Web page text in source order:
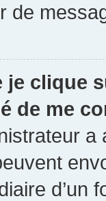
de
je clique
de me
d’un